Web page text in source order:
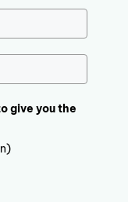
give you the